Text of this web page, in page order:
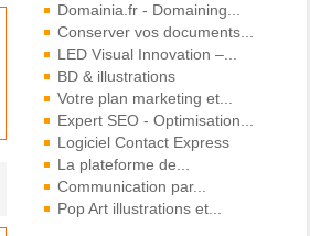
Domainia.fr - Domaining...
Conserver vos documents...
LED Visual Innovation –...
BD & illustrations
Votre plan marketing et...
Expert SEO - Optimisation...
Logiciel Contact Express
La plateforme de...
Communication par...
Pop Art illustrations et...